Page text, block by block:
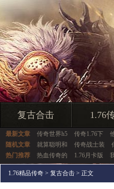
复古合击 1.76
最新文章 传奇世界h5 传奇1.76下
随机文章
就算聪明和 传奇战士装
热门推荐
热血传奇的 1.76月卡版
1.76精品传奇 > 复古合击 > 正文